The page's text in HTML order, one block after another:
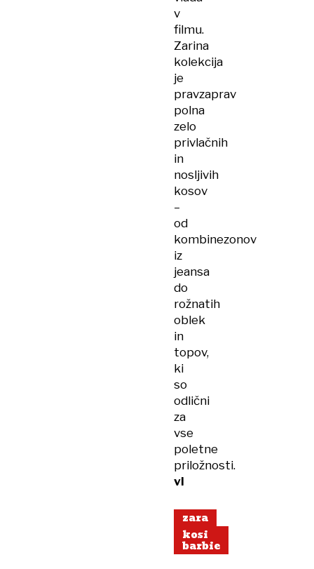
v
filmu.
Zarina
kolekcija
je
pravzaprav
polna
zelo
privlačnih
in
nosljivih
kosov
–
od
kombinezonov
iz
jeansa
do
rožnatih
oblek
in
topov,
ki
so
odlični
za
vse
poletne
priložnosti.
vl
zara
kosi
barbie